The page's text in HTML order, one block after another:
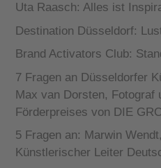
Uta Raasch: Alles ist
Destination Düsseldorf:
Brand Activators Club:
7 Fragen an Düsseldorfer
Max van Dorsten, Fotograf
Förderpreises von DIE
5 Fragen an: Marwin
Künstlerischer Leiter